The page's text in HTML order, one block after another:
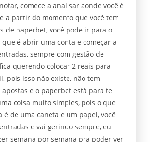
comece a analisar aonde você é
a partir do momento que você tem
de paperbet, você pode ir para o
que é abrir uma conta e começar a
sempre com gestão de
querendo colocar 2 reais para
pois isso não existe, não tem
apostas e o paperbet está para te
coisa muito simples, pois o que
é de uma caneta e um papel, você
e vai gerindo sempre, eu
semana por semana pra poder ver